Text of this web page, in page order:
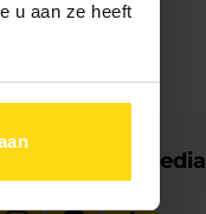
u aan ze heeft
op social media